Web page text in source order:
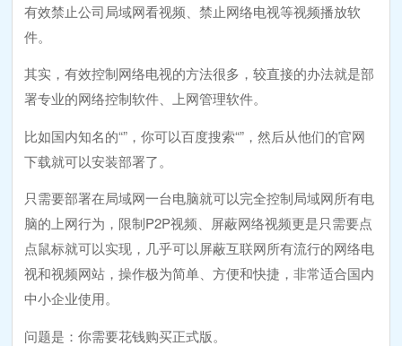
有效禁止公司局域网看视频、禁止网络电视等视频播放软
件。
其实，有效控制网络电视的方法很多，较直接的办法就是部
署专业的网络控制软件、上网管理软件。
比如国内知名的“”，你可以百度搜索“”，然后从他们的官网
下载就可以安装部署了。
只需要部署在局域网一台电脑就可以完全控制局域网所有电
脑的上网行为，限制P2P视频、屏蔽网络视频更是只需要点
点鼠标就可以实现，几乎可以屏蔽互联网所有流行的网络电
视和视频网站，操作极为简单、方便和快捷，非常适合国内
中小企业使用。
问题是：你需要花钱购买正式版。